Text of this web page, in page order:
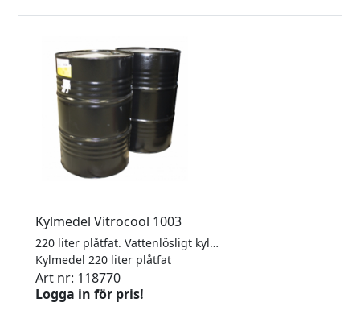
Kylmedel Vitrocool 1003
220 liter plåtfat. Vattenlösligt kylmedel som kyler och smörjer alla typer av diamantverktyg och därigenom minskar slitage och energi samt motverkar korrosion. Biologiskt nedbrytbart. Blandning 2-3%.
Kylmedel 220 liter plåtfat
Art nr: 118770
Logga in för pris!